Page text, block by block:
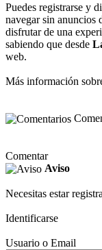
Puedes registrarse y
navegar sin anuncios
disfrutar de una
sabiendo que desde
web.
Más información
Comentar
Aviso
Necesitas estar
Identificarse
Usuario o Email